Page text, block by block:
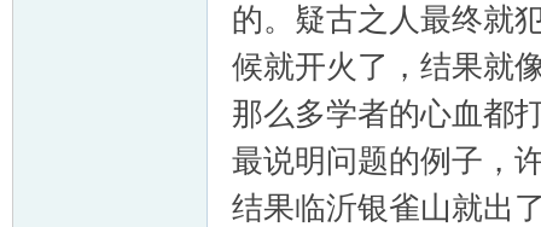
的。疑古之人最终就
候就开火了，结果就
那么多学者的心血都
最说明问题的例子，
结果临沂银雀山就出